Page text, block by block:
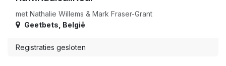
met Nathalie Willems & Mark Fraser-Grant
Geetbets België
Registraties gesloten